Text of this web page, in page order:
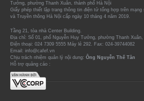
Tưởng, phường Thanh Xuân, thành phố Hà Nội
Giấy phép thiết lập trang thông tin điện tử tổng hợp trên
và Truyền thông Hà Nội cấp ngày 10 tháng 4 năm 2019.
Tầng 21, tòa nhà Center Building.
Địa chỉ: Số 01, phố Nguyễn Huy Tưởng, phường Thanh Xuân,
Điện thoại: 024 7309 5555 Máy lẻ 292. Fax: 024-39744082
Email: info@cafef.vn
Chịu trách nhiệm quản lý nội dung: Ông Nguyễn Thế Tân
Hỗ trợ quảng cáo :